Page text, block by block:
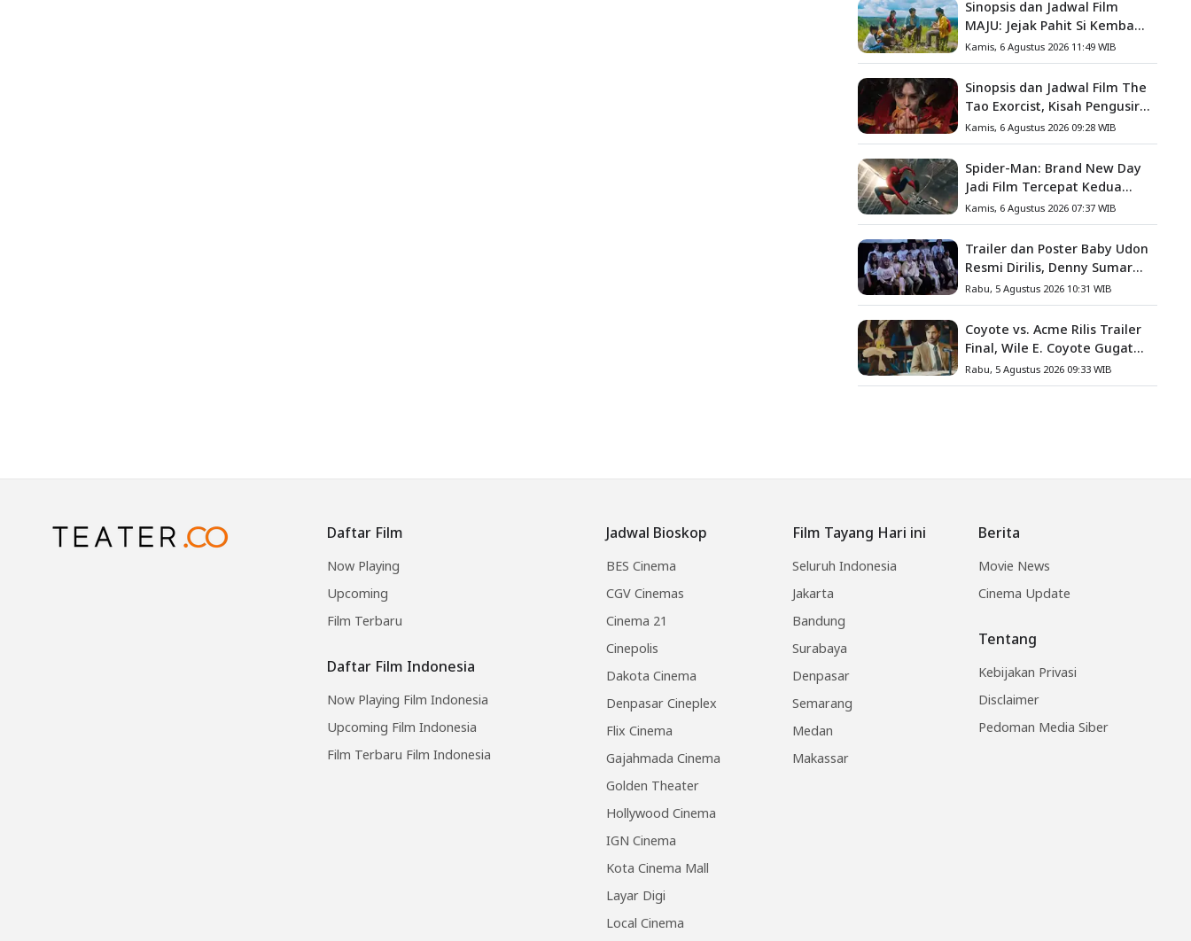
Sinopsis dan Jadwal Film
MAJU: Jejak Pahit Si Kembang
Gula, Misteri Hilangnya
Bagas di Lokasi Jambore
Kamis, 6 Agustus 2026 11:49 WIB
Sinopsis dan Jadwal Film The
Tao Exorcist, Kisah Pengusir
Setan Melawan Kutukan
Mematikan
Kamis, 6 Agustus 2026 09:28 WIB
Spider-Man: Brand New Day
Jadi Film Tercepat Kedua
yang Berhasil Tembus US$1
Miliar
Kamis, 6 Agustus 2026 07:37 WIB
Trailer dan Poster Baby Udon
Resmi Dirilis, Denny Sumargo
Angkat Kisah Nyata Fanny
Kondoh
Rabu, 5 Agustus 2026 10:31 WIB
Coyote vs. Acme Rilis Trailer
Final, Wile E. Coyote Gugat
Acme Corporation ke
Pengadilan
Rabu, 5 Agustus 2026 09:33 WIB
Daftar Film
Now Playing
Upcoming
Film Terbaru
Daftar Film Indonesia
Now Playing Film Indonesia
Upcoming Film Indonesia
Film Terbaru Film Indonesia
Jadwal Bioskop
BES Cinema
CGV Cinemas
Cinema 21
Cinepolis
Dakota Cinema
Denpasar Cineplex
Flix Cinema
Gajahmada Cinema
Golden Theater
Hollywood Cinema
IGN Cinema
Kota Cinema Mall
Layar Digi
Local Cinema
Film Tayang Hari ini
Seluruh Indonesia
Jakarta
Bandung
Surabaya
Denpasar
Semarang
Medan
Makassar
Berita
Movie News
Cinema Update
Tentang
Kebijakan Privasi
Disclaimer
Pedoman Media Siber